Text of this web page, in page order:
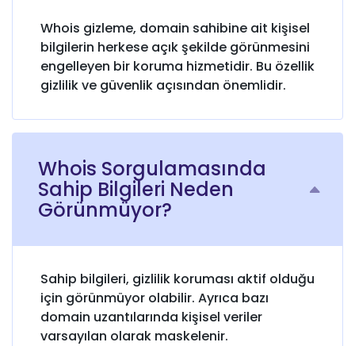
Whois gizleme, domain sahibine ait kişisel
bilgilerin herkese açık şekilde görünmesini
engelleyen bir koruma hizmetidir. Bu özellik
gizlilik ve güvenlik açısından önemlidir.
Whois Sorgulamasında
Sahip Bilgileri Neden
Görünmüyor?
Sahip bilgileri, gizlilik koruması aktif olduğu
için görünmüyor olabilir. Ayrıca bazı
domain uzantılarında kişisel veriler
varsayılan olarak maskelenir.